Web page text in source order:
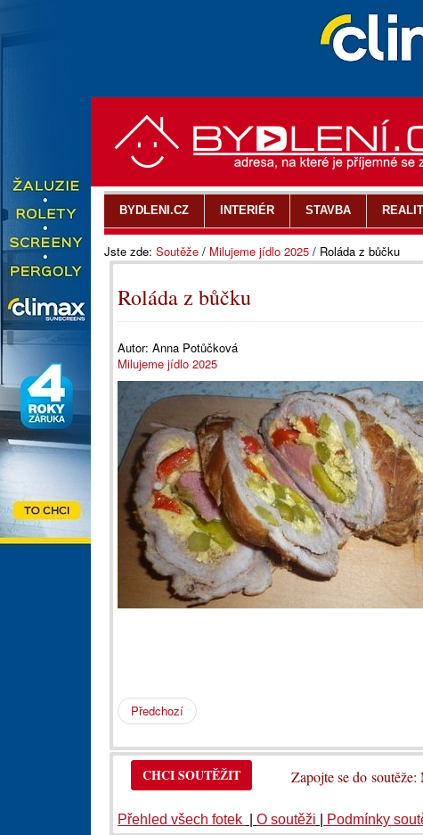
Jste zde: Soutěže / Milujeme jídlo 2025 / Roláda z bůčku
Roláda z bůčku
Autor: Anna Potůčková
Milujeme jídlo 2025
Předchozí
CHCI SOUTĚŽIT Zapojte se do
Přehled všech fotek O soutěži Podmínky
BYDLENI.CZ INTERIÉR STAVBA